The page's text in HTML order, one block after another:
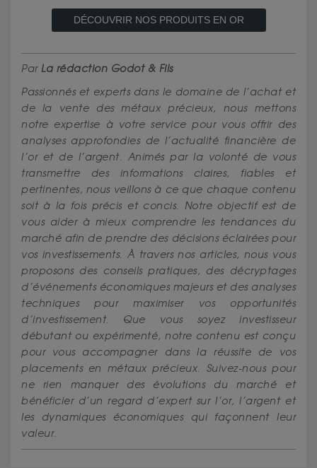
DÉCOUVRIR NOS PRODUITS EN OR
Par La rédaction Godot & Fils
Passionnés et experts dans le domaine de l’achat et
de la vente des métaux précieux, nous mettons
notre expertise à votre service pour vous offrir des
analyses approfondies de l’actualité financière de
l’or et de l’argent. Animés par la volonté de vous
transmettre des informations claires, fiables et
pertinentes, nous veillons à ce que chaque contenu
soit à la fois précis et concis. Notre objectif est de
vous aider à mieux comprendre les tendances du
marché afin de prendre des décisions éclairées pour
vos investissements. À travers nos articles, nous vous
proposons des conseils pratiques, des décryptages
d’événements économiques majeurs et des analyses
techniques pour maximiser vos opportunités
d’investissement. Que vous soyez investisseur
débutant ou expérimenté, notre contenu est conçu
pour vous accompagner dans la réussite de vos
placements en métaux précieux. Suivez-nous pour
ne rien manquer des évolutions du marché et
bénéficier d’un regard d’expert sur l’or, l’argent et
les dynamiques économiques qui façonnent leur
valeur.